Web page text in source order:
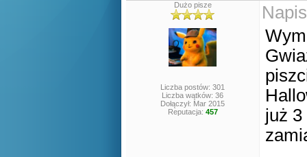
Dużo pisze
Liczba postów: 301
Liczba wątków: 36
Dołączył: Mar 2015
Reputacja: 457
już 3